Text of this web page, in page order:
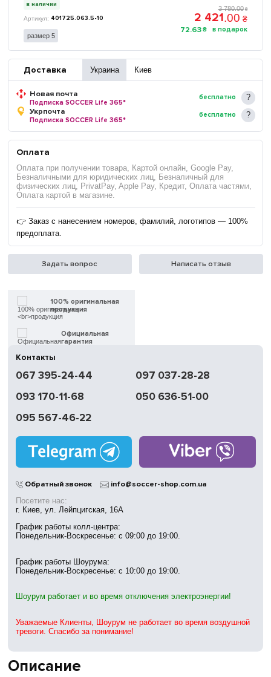
в наличии
401725.063.5-10
размер 5
3 780.00 ₴
2 421.00 ₴
72.63₴
Доставка Украина Киев
Новая почта
Подписка SOCCER Life 365*
бесплатно
Укрпочта
Подписка SOCCER Life 365*
бесплатно
Оплата
Оплата при получении товара, Картой онлайн, Google Pay,
Безналичными для юридических лиц, Безналичный для
физических лиц, PrivatPay, Apple Pay, Кредит, Оплата частями,
Оплата картой в магазине.
👉 Заказ с нанесением номеров, фамилий, логотипов — 100%
предоплата.
Задать вопрос Написать отзыв
100% оригинальная
продукция
Официальная
гарантия
доставка
Обмен | Возвращение
без выходных
в Киеве
Описание
Контакты
067 395-24-44
097 037-28-28
093 170-11-68
050 636-51-00
095 567-46-22
Обратный звонок info@soccer-shop.com.ua
Посетите нас:
г. Киев, ул. Лейпцигская, 16А
График работы колл-центра:
Понедельник-Воскресенье: с 09:00 до 19:00.
График работы Шоурума:
Понедельник-Воскресенье: с 10:00 до 19:00.
Шоурум работает и во время отключения электроэнергии!
Уважаемые Клиенты, Шоурум не работает во время воздушной
тревоги. Спасибо за понимание!